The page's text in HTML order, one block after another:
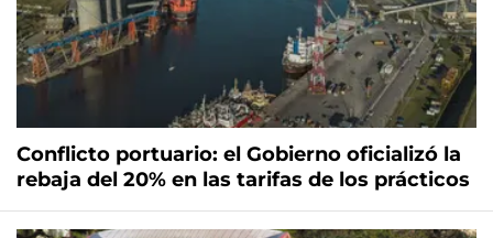
Conflicto portuario: el Gobierno oficializó la
rebaja del 20% en las tarifas de los prácticos